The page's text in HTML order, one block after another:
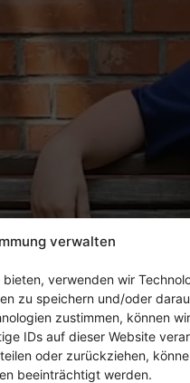
verwalten
verwenden wir
zu speichern und/oder
zustimmen, können
IDs auf dieser Website
oder zurückziehen,
beeinträchtigt werden.